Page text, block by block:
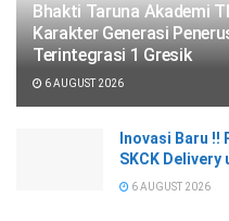
Bhakti Taruna Akademi
Karakter Generasi
Terintegrasi 1 Gresik
6 AUGUST 2026
Inovasi Baru
SKCK
6 AUGUST 2026